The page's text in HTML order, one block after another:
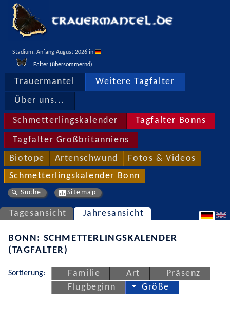
Stadium, Anfang August 2026 in
Falter (übersommernd)
Trauermantel Weitere Tagfalter
Über uns...
Schmetterlingskalender Tagfalter Bonns
Tagfalter Großbritanniens
Biotope Artenschwund Fotos & Videos
Schmetterlingskalender Bonn
Suche Sitemap
Tagesansicht Jahresansicht
BONN: SCHMETTERLINGSKALENDER
(TAGFALTER)
Sortierung: Familie Art
Präsenz
Flugbeginn
Größe